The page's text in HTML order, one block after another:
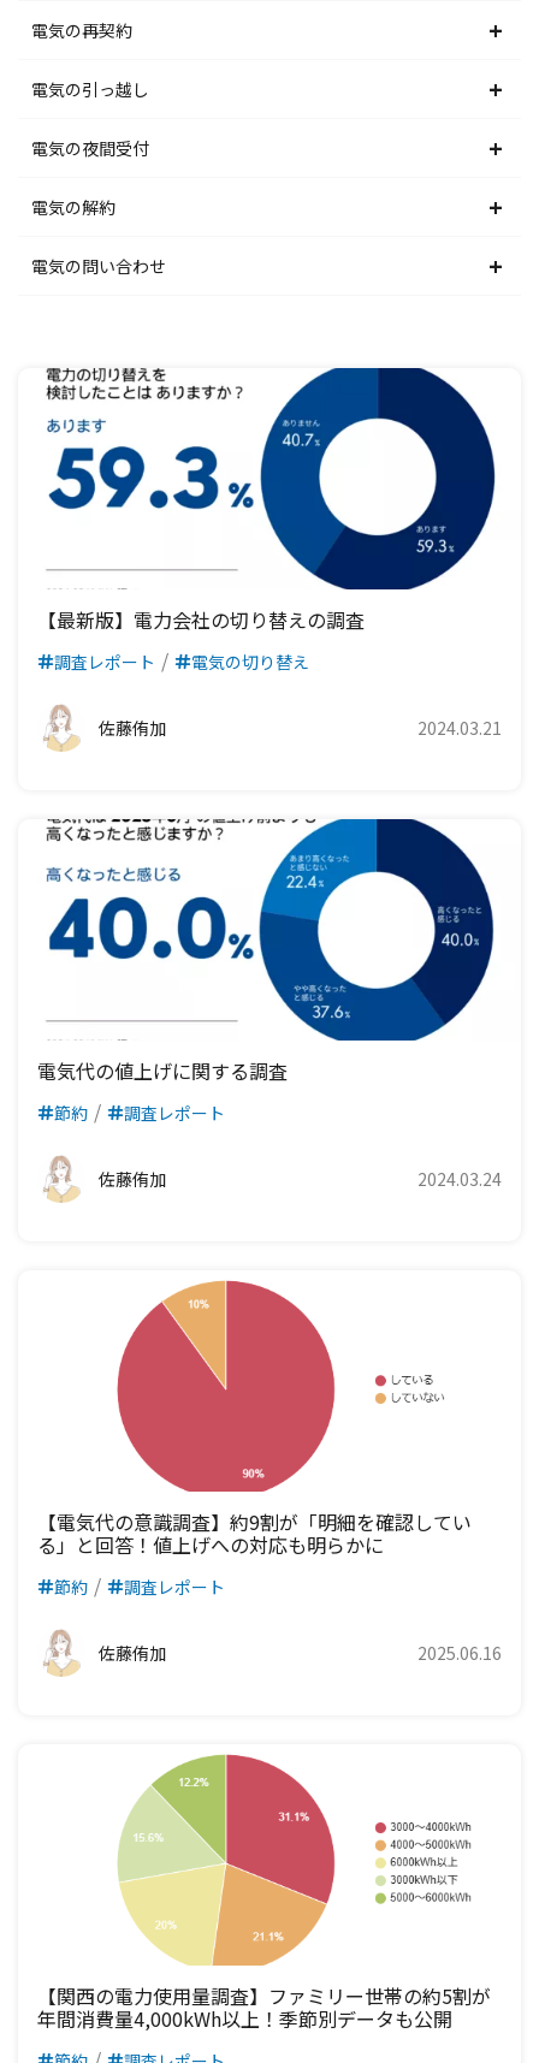
東北電力エリア
東京電力エリア
北陸電力エリア
中部電力エリア
関西電力エリア
四国電力エリア
九州電力エリア
北海道電力エリア
東北電力エリア
東京電力エリア
北陸電力エリア
中部電力エリア
中国電力エリア
四国電力エリア
九州電力エリア
電気の再契約
北海道電力エリア
東北電力エリア
東京電力エリア
北陸電力エリア
関西電力エリア
中国電力エリア
四国電力エリア
電気の引っ越し
北海道電力エリア
東北電力エリア
東京電力エリア
中部電力エリア
関西電力エリア
中国電力エリア
九州電力エリア
電気の夜間受付
北海道電力エリア
東北電力エリア
北陸電力エリア
中部電力エリア
関西電力エリア
四国電力エリア
九州電力エリア
電気の解約
北海道電力エリア
東京電力エリア
北陸電力エリア
中部電力エリア
中国電力エリア
四国電力エリア
九州電力エリア
電気の問い合わせ
東北電力エリア
東京電力エリア
北陸電力エリア
関西電力エリア
中国電力エリア
四国電力エリア
【最新版】電力会社の切り替えの調査
調査レポート 電気の切り替え
佐藤侑加 2024.03.21
電気代の値上げに関する調査
節約 調査レポート
佐藤侑加 2024.03.24
【電気代の意識調査】約9割が「明細を確認してい
る」と回答！値上げへの対応も明らかに
節約 調査レポート
佐藤侑加 2025.06.16
【関西の電力使用量調査】ファミリー世帯の約5割が
年間消費量4,000kWh以上！季節別データも公開